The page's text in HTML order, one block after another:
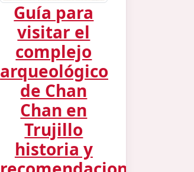
Guía para
visitar el
complejo
arqueológico
de Chan
Chan en
Trujillo
historia y